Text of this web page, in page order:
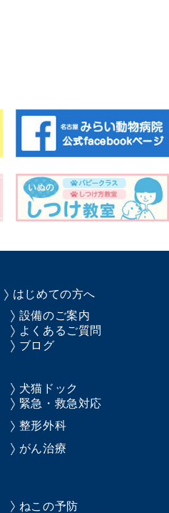
はじめての方へ
設備のご案内
よくあるご質問
ブログ
犬猫ドック
緊急・救急対応
整形外科
がん治療
ねこの予防